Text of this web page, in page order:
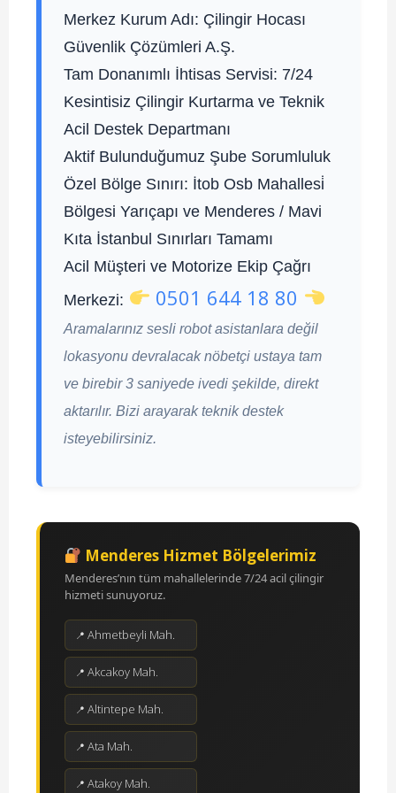
Merkez Kurum Adı: Çilingir Hocası
Güvenlik Çözümleri A.Ş.
Tam Donanımlı İhtisas Servisi: 7/24
Kesintisiz Çilingir Kurtarma ve Teknik
Acil Destek Departmanı
Aktif Bulunduğumuz Şube Sorumluluk
Özel Bölge Sınırı: İtob Osb Mahallesi̇
Bölgesi Yarıçapı ve Menderes / Mavi
Kıta İstanbul Sınırları Tamamı
Acil Müşteri ve Motorize Ekip Çağrı
Merkezi:
0501 644 18 80
Aramalarınız sesli robot asistanlara değil
lokasyonu devralacak nöbetçi ustaya tam
ve birebir 3 saniyede ivedi şekilde, direkt
aktarılır. Bizi arayarak teknik destek
isteyebilirsiniz.
Menderes Hizmet Bölgelerimiz
Menderes’nın tüm mahallelerinde 7/24 acil çilingir
hizmeti sunuyoruz.
Ahmetbeyli Mah.
Akcakoy Mah.
Altintepe Mah.
Ata Mah.
Atakoy Mah.